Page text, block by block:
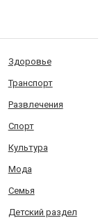
Здоровье
Транспорт
Развлечения
Спорт
Культура
Мода
Семья
Детский раздел